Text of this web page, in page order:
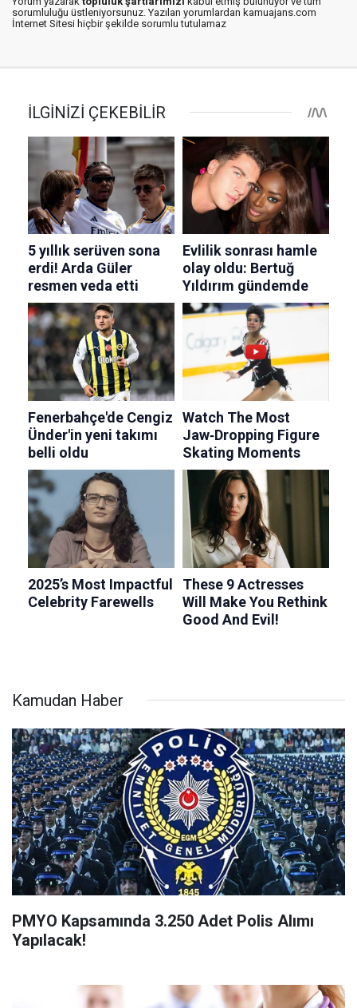
sorumluluğu üstleniyorsunuz. Yazılan yorumlardan kamuajans.com
İnternet Sitesi hiçbir şekilde sorumlu tutulamaz
Kamudan Haber
PMYO Kapsamında 3.250 Adet Polis Alımı
Yapılacak!